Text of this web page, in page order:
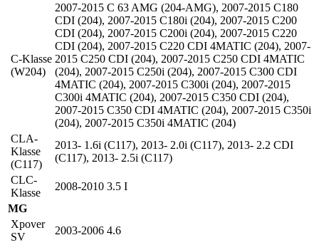
C-Klasse
(W204)
2007-2015 C 63 AMG (204-AMG), 2007-2015 C180
CDI (204), 2007-2015 C180i (204), 2007-2015 C200
CDI (204), 2007-2015 C200i (204), 2007-2015 C220
CDI (204), 2007-2015 C220 CDI 4MATIC (204), 2007-
2015 C250 CDI (204), 2007-2015 C250 CDI 4MATIC
(204), 2007-2015 C250i (204), 2007-2015 C300 CDI
4MATIC (204), 2007-2015 C300i (204), 2007-2015
C300i 4MATIC (204), 2007-2015 C350 CDI (204),
2007-2015 C350 CDI 4MATIC (204), 2007-2015 C350i
(204), 2007-2015 C350i 4MATIC (204)
CLA-
Klasse
(C117)
2013- 1.6i (C117), 2013- 2.0i (C117), 2013- 2.2 CDI
(C117), 2013- 2.5i (C117)
CLC-
Klasse
2008-2010 3.5 I
MG
Xpover
SV
2003-2006 4.6